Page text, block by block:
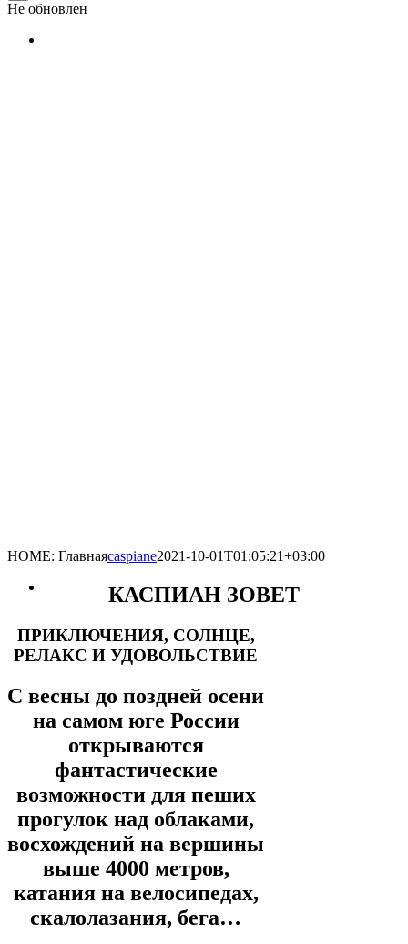
Не обновлен
HOME: Главнаяcaspiane2021-10-01T01:05:21+03:00
КАСПИАН ЗОВЕТ
ПРИКЛЮЧЕНИЯ, СОЛНЦЕ,
РЕЛАКС И УДОВОЛЬСТВИЕ
С весны до поздней осени
на самом юге России
открываются
фантастические
возможности для пеших
прогулок над облаками,
восхождений на вершины
выше 4000 метров,
катания на велосипедах,
скалолазания, бега…